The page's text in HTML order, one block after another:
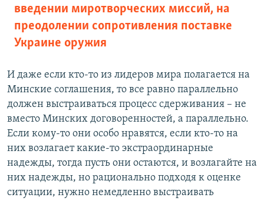
введении миротворческих миссий, на
преодолении сопротивления поставке
Украине оружия
И даже если кто-то из лидеров мира полагается на
Минские соглашения, то все равно параллельно
должен выстраиваться процесс сдерживания – не
вместо Минских договоренностей, а параллельно.
Если кому-то они особо нравятся, если кто-то на
них возлагает какие-то экстраординарные
надежды, тогда пусть они остаются, и возлагайте на
них надежды, но рационально подходя к оценке
ситуации, нужно немедленно выстраивать